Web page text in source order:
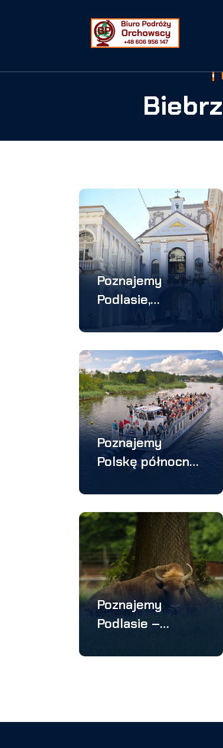
Poznajemy
Podlasie,
Wilno –
wycieczka 3
dniowa
Poznajemy
Polskę północno-
– wycieczka 4
dniowa
Poznajemy
Podlasie –
dniowa